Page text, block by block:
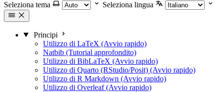
Seleziona tema
Seleziona lingua
Principi
Utilizzo di LaTeX (Avvio rapido)
Natbib (Tutorial approfondito)
Utilizzo di BibLaTeX (Avvio rapido)
Utilizzo di Quarto (RStudio/Posit) (Avvio rapido)
Utilizzo di R Markdown (Avvio rapido)
Utilizzo di Overleaf (Avvio rapido)